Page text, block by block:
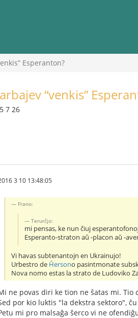
Esperanton?
“venkis”
7 26
3 10 13:48:05
Frano:
Тerurĉjo:
mi pensas, ke nun ĉiuj
Esperanto-straton aŭ -placon aŭ -
Vi havas subtenantojn en Ukrainujo!
Urbestro de Ĥersono pasintmonate
Nova nomo estas la strato de Ludoviko
ne povas diri ke tion ne ŝatas mi. Tio
por kio luktis "la dekstra sektoro",
mi pro malsaĝa ŝerco vi ne